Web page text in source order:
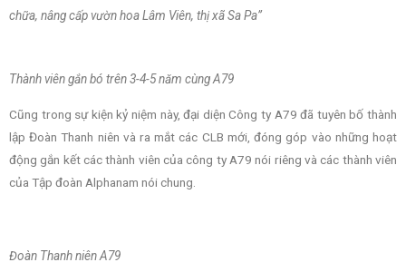
chữa, nâng cấp vườn hoa Lâm Viên, thị xã Sa Pa”
Thành viên gắn bó trên 3-4-5 năm cùng A79
Cũng trong sự kiện kỷ niệm này, đại diện Công ty A79 đã tuyên bố thành
lập Đoàn Thanh niên và ra mắt các CLB mới, đóng góp vào những hoạt
động gắn kết các thành viên của công ty A79 nói riêng và các thành viên
của Tập đoàn Alphanam nói chung.
Đoàn Thanh niên A79